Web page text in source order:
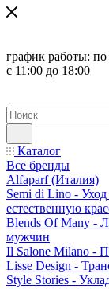
график работы: по
с 11:00 до 18:00
Каталог
Все бренды
Alfaparf (Италия)
Semi di Lino -
естественную
Blends Of Many -
мужчин
Il Salone Milano -
Lisse Design -
Style Stories -